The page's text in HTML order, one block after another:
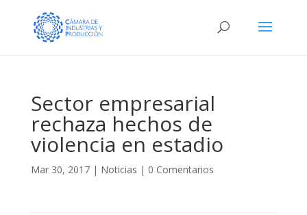
Sector empresarial
rechaza hechos de
violencia en estadio
Mar 30, 2017| Noticias | 0 Comentarios